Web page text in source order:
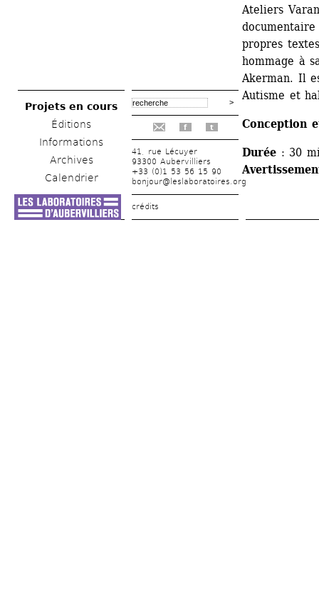
Projets en cours
Éditions
Informations
Archives
Calendrier
f t
41, rue Lécuyer
93300 Aubervilliers
+33 (0)1 53 56 15 90
bonjour@leslaboratoires.org
crédits
Ateliers
propres
hommage à
Akerman. Il
Autisme et
Conception
Durée : 30